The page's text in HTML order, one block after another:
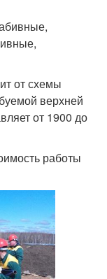
от схемы
верхней
от 1900 до
работы